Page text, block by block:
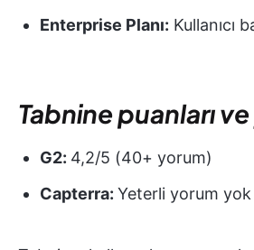
Enterprise Planı: Kullanıcı
Tabnine puanları
G2: 4,2/5 (40+ yorum)
Capterra: Yeterli yorum yok